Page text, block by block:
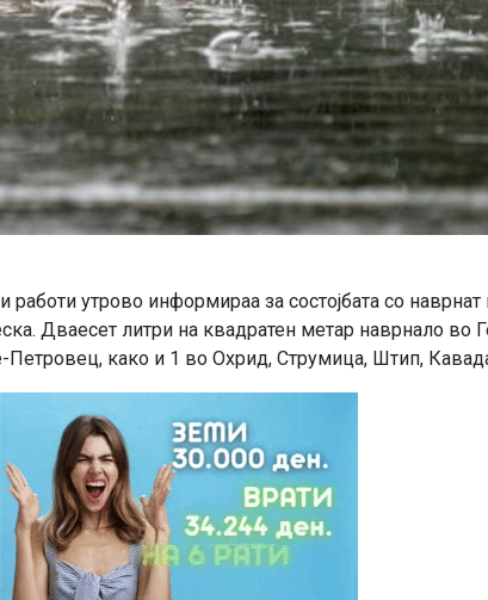
утрово информираа за состојбата со наврнат
Дваесет литри на квадратен метар наврнало во
Петровец, како и 1 во Охрид, Струмица, Штип,